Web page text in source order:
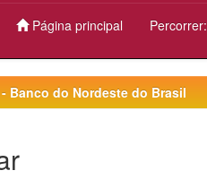
Página principal Percorrer:
- Banco do Nordeste do Brasil